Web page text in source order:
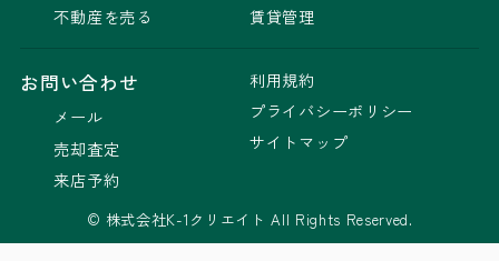
不動産を売る
賃貸管理
お問い合わせ
メール
売却査定
来店予約
利用規約
プライバシーポリシー
サイトマップ
© 株式会社K-1クリエイト All Rights Reserved.